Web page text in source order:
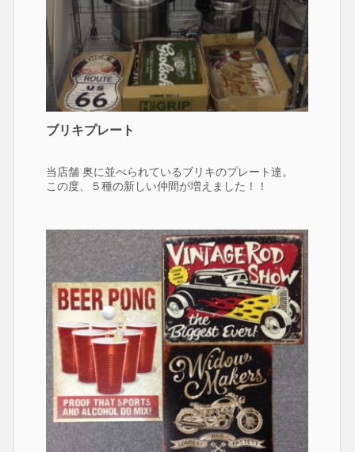
ブリキプレート
当店舗 奥に並べられているブリキのプレート達。
この度、５種の新しい仲間が増えました！！